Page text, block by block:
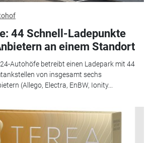
44 Schnell-Ladepunkte
an einem Standort
Autohöfe betreibt einen Ladepark mit 44
von insgesamt sechs
(Allego, Electra, EnBW, Ionity...